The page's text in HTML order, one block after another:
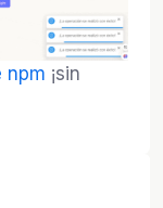
npm ¡sin